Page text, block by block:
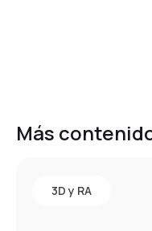
Más
3D y RA